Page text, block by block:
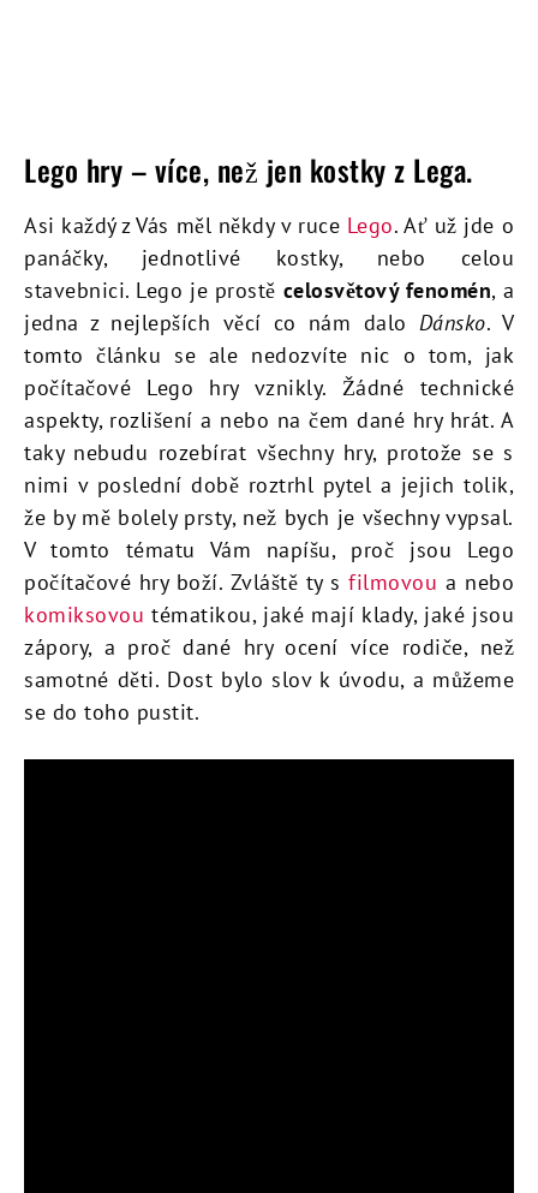
Lego hry – více, než jen kostky z Lega.
Asi každý z Vás měl někdy v ruce Lego. Ať už jde o
panáčky, jednotlivé kostky, nebo celou
stavebnici. Lego je prostě celosvětový fenomén, a
jedna z nejlepších věcí co nám dalo Dánsko. V
tomto článku se ale nedozvíte nic o tom, jak
počítačové Lego hry vznikly. Žádné technické
aspekty, rozlišení a nebo na čem dané hry hrát. A
taky nebudu rozebírat všechny hry, protože se s
nimi v poslední době roztrhl pytel a jejich tolik,
že by mě bolely prsty, než bych je všechny vypsal.
V tomto tématu Vám napíšu, proč jsou Lego
počítačové hry boží. Zvláště ty sfilmovou a nebo
komiksovou tématikou, jaké mají klady, jaké jsou
zápory, a proč dané hry ocení více rodiče, než
samotné děti. Dost bylo slov k úvodu, a můžeme
se do toho pustit.